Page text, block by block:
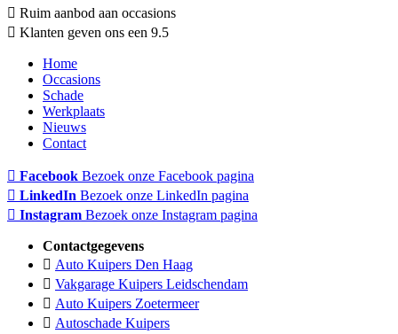
Ruim aanbod aan occasions
Klanten geven ons een 9.5
Home
Occasions
Schade
Werkplaats
Nieuws
Contact
Facebook Bezoek onze Facebook pagina
LinkedIn Bezoek onze LinkedIn pagina
Instagram Bezoek onze Instagram pagina
Contactgegevens
Auto Kuipers Den Haag
Vakgarage Kuipers Leidschendam
Auto Kuipers Zoetermeer
Autoschade Kuipers